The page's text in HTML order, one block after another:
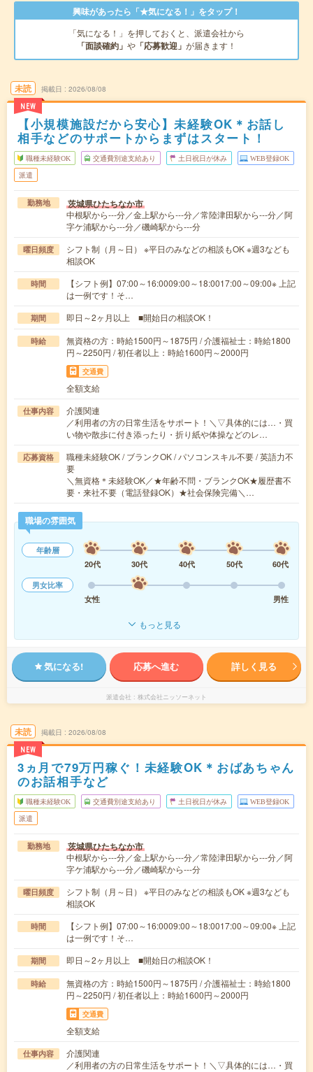
興味があったら「★気になる！」をタップ！
「気になる！」を押しておくと、派遣会社から
「面談確約」 や 「応募歓迎」 が届きます！
未読
NEW
掲載日 2026/08/08
【小規模施設だから安心】未経験OK＊お話し
相手などのサポートからまずはスタート！
職種未経験OK 交通費別途支給あり 土日祝日が休み WEB登録OK
派遣
勤務地 茨城県ひたちなか市
中根駅から---分／金上駅から---分／常陸津田駅から---分／阿
字ケ浦駅から---分／磯崎駅から---分
曜日頻度
シフト制（月～日） ※平日のみなどの相談もOK ※週3なども
相談OK
時間
【シフト例】07:00～16:0009:00～18:0017:00～09:00※ 上記
は一例です！そ…
期間 即日～2ヶ月以上 ■開始日の相談OK！
時給
無資格の方：時給1500円～1875円 / 介護福祉士：時給1800
円～2250円 / 初任者以上：時給1600円～2000円
交通費
全額支給
仕事内容
介護関連
／利用者の方の日常生活をサポート！＼▽具体的には…・買
い物や散歩に付き添ったり・折り紙や体操などのレ…
応募資格
職種未経験OK / ブランクOK / パソコンスキル不要 / 英語力不
要
＼無資格＊未経験OK／★年齢不問・ブランクOK★履歴書不
要・来社不要（電話登録OK）★社会保険完備＼…
職場の雰囲気
年齢層
20代
30代 40代 50代
60代
男女比率
女性
男性
もっと見る
気になる! 応募へ進む 詳しく見る
派遣会社 株式会社ニッソーネット
未読
NEW
掲載日 2026/08/08
3ヵ月で79万円稼ぐ！未経験OK＊おばあちゃん
のお話相手など
職種未経験OK 交通費別途支給あり 土日祝日が休み WEB登録OK
派遣
勤務地 茨城県ひたちなか市
中根駅から---分／金上駅から---分／常陸津田駅から---分／阿
字ケ浦駅から---分／磯崎駅から---分
曜日頻度
シフト制（月～日） ※平日のみなどの相談もOK ※週3なども
相談OK
時間
【シフト例】07:00～16:0009:00～18:0017:00～09:00※ 上記
は一例です！そ…
期間 即日～2ヶ月以上 ■開始日の相談OK！
時給
無資格の方：時給1500円～1875円 / 介護福祉士：時給1800
円～2250円 / 初任者以上：時給1600円～2000円
交通費
全額支給
仕事内容
介護関連
／利用者の方の日常生活をサポート！＼▽具体的には…・買